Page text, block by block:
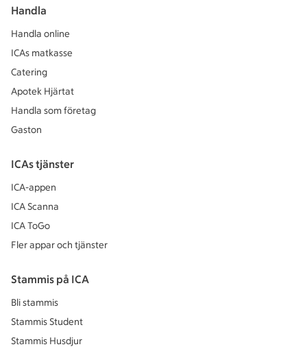
Handla
Handla online
ICAs matkasse
Catering
Apotek Hjärtat
Handla som företag
Gaston
ICAs tjänster
ICA-appen
ICA Scanna
ICA ToGo
Fler appar och tjänster
Stammis på ICA
Bli stammis
Stammis Student
Stammis Husdjur